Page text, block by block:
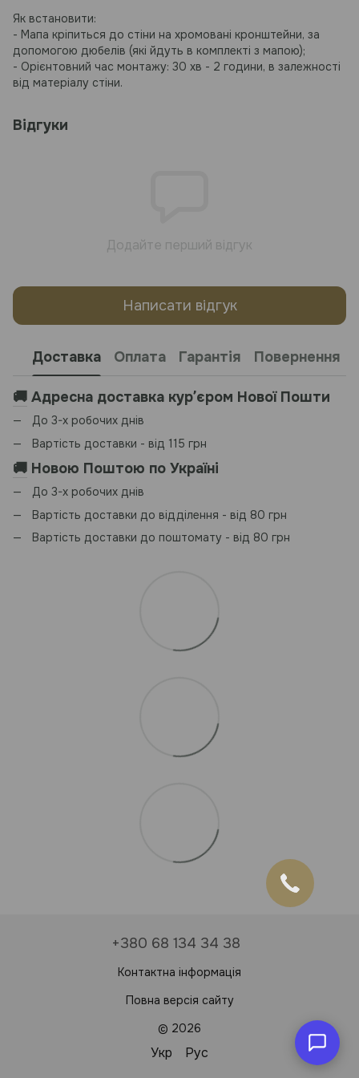
Як встановити:
- Мапа кріпиться до стіни на хромовані кронштейни, за
допомогою дюбелів (які йдуть в комплекті з мапою);
- Орієнтовний час монтажу: 30 хв - 2 години, в залежності
від матеріалу стіни.
Відгуки
Додайте перший відгук
Написати відгук
Доставка Оплата Гарантія Повернення
🚚 Адресна доставка курʼєром Нової Пошти
До 3-х робочих днів
Вартість доставки - від 115 грн
🚚 Новою Поштою по Україні
До 3-х робочих днів
Вартість доставки до відділення - від 80 грн
Вартість доставки до поштомату - від 80 грн
+380 68 134 34 38
Контактна інформація
Повна версія сайту
© 2026
Укр Рус
Відповімо найближчим часом